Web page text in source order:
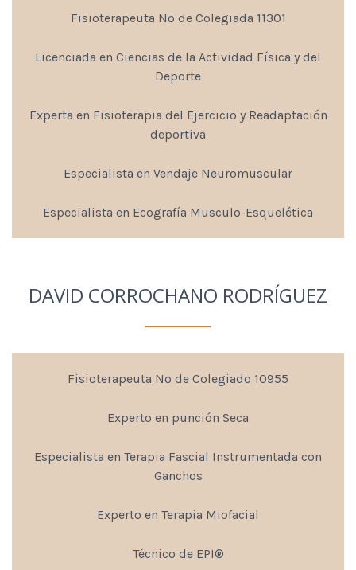
Fisioterapeuta Nº de Colegiada 11301
Licenciada en Ciencias de la Actividad Física y del
Deporte
Experta en Fisioterapia del Ejercicio y Readaptación
deportiva
Especialista en Vendaje Neuromuscular
Especialista en Ecografía Musculo-Esquelética
DAVID CORROCHANO RODRÍGUEZ
Fisioterapeuta Nº de Colegiado 10955
Experto en punción Seca
Especialista en Terapia Fascial Instrumentada con
Ganchos
Experto en Terapia Miofacial
Técnico de EPI®